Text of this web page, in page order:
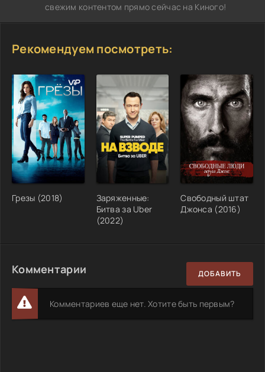
свежим контентом прямо сейчас на Киного!
Рекомендуем посмотреть:
Грезы (2018)
Заряженные:
Битва за Uber
(2022)
Свободный штат
Джонса (2016)
Комментарии ДОБАВИТЬ
Комментариев еще нет. Хотите быть первым?